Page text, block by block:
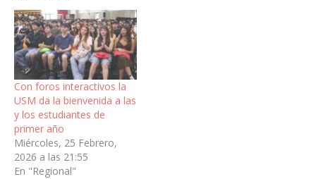
Con foros interactivos la
USM da la bienvenida a las
y los estudiantes de
primer año
Miércoles, 25 Febrero,
2026 a las 21:55
En "Regional"